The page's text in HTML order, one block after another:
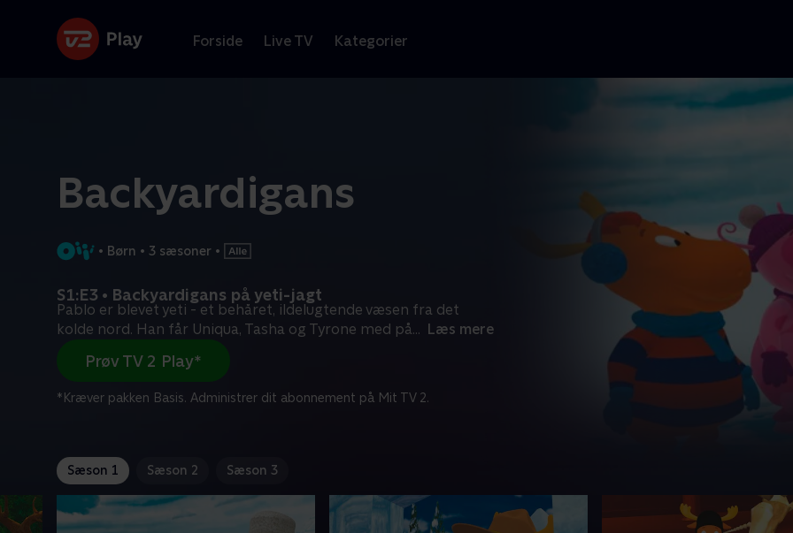
Forside Live TV Kategorier
Backyardigans
• Børn • 3 sæsoner •
S1:E3 • Backyardigans på yeti-jagt
Pablo er blevet yeti - et behåret, ildelugtende væsen fra det
kolde nord. Han får Uniqua, Tasha og Tyrone med på... Læs mere
Prøv TV 2 Play*
*Kræver pakken Basis. Administrer dit abonnement på Mit TV 2.
Sæson 1 Sæson 2 Sæson 3